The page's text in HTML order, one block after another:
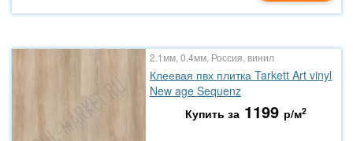
2.1мм, 0.4мм, Россия, винил
Клеевая пвх плитка Tarkett Art vinyl
New age Sequenz
Купить за 1199 р/м2